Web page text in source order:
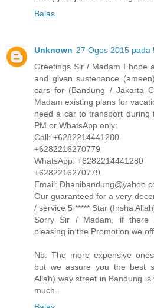
Balas
Unknown 27 Ogos 2015 pada
Greetings Sir / Madam I hope
and given sustenance
cars for (Bandung / Jakarta
Madam existing plans for
need a car to transport during
PM or WhatsApp only:
Call: +6282214441280
+6282216270779
WhatsApp: +6282214441280
+6282216270779
Email:
Our guaranteed for a very
/ service 5 ***** Star (Insha
Sorry Sir / Madam, if there
pleasing in the Promotion we
Nb: The more expensive
but we assure you the best
Allah) way street in Bandung
much..